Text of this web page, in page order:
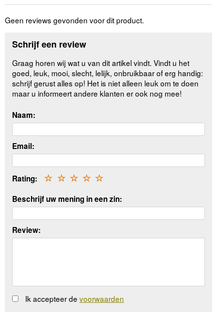
Geen reviews gevonden voor dit product.
Schrijf een review
Graag horen wij wat u van dit artikel vindt. Vindt u het
goed, leuk, mooi, slecht, lelijk, onbruikbaar of erg handig:
schrijf gerust alles op! Het is niet alleen leuk om te doen
maar u informeert andere klanten er ook nog mee!
Naam:
Email:
Rating: ☆
☆
☆
☆
☆
Beschrijf uw mening in een zin:
Review:
Ik accepteer de voorwaarden